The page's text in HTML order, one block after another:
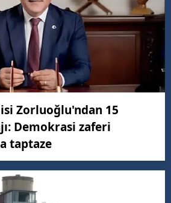
Zorluoğlu'ndan 15
Demokrasi zaferi
taptaze